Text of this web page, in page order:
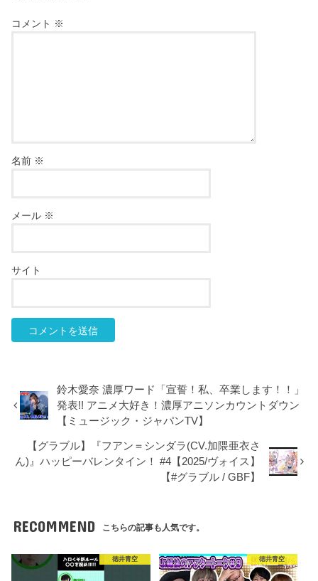
コメント ※
名前 ※
メール ※
サイト
鈴木愛奈 濃厚ワード「宣誓！私、卒業します！！」
発表!! アニメ大好き！濃厚アニソンカウントダウン
【ミュージック・ジャパンTV】
【グラブル】『フアン＝シンダラ(CV.加隈亜衣さ
ん)』ハッピーバレンタイン！ #4【2025/ヴォイス】
【#グラブル / GBF】
RECOMMEND こちらの記事も人気です。
徳井青空 徳井青空